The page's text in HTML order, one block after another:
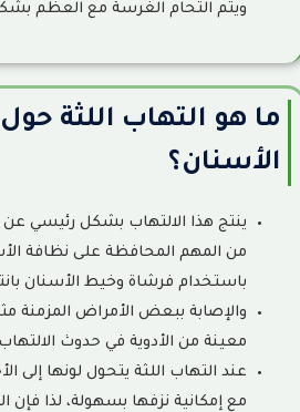
ويتم التحام الغرسة مع العظم
ما هو التهاب اللثة
الأسنان؟
ينتج هذا الالتهاب بشكل رئيسي عن
من المهم المحافظة على نظافة
باستخدام فرشاة وخيط الأسنان
والإصابة ببعض الأمراض المزمنة
معينة من الأدوية في حدوث
عند التهاب اللثة يتحول لونها إلى
مع إمكانية نزفها بسهولة، لذا فإن